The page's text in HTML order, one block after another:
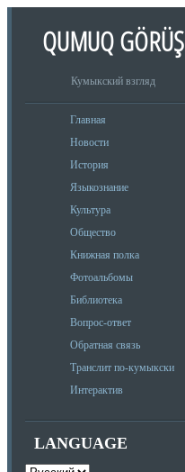
QUMUQ GÖRÜŞ
Кумыкский взгляд
Главная
Новости
История
Языкознание
Культура
Общество
Книжная полка
Фотоальбомы
Библиотека
Вопрос-ответ
Обратная связь
Транслит по-кумыкски
Интерактив
LANGUAGE